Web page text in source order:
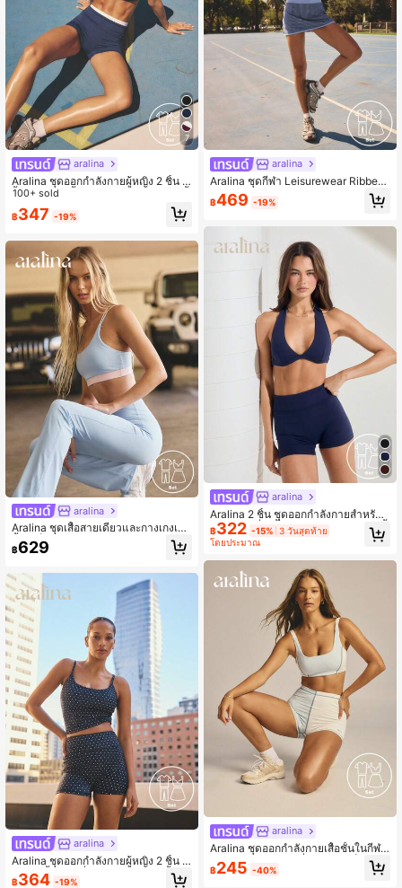
7
aralina
Aralina ชุดออกกำลังกายผู้หญิง 2 ชิ้น เ
สื้อครอปสองชั้นสีตัดกันและกางเกงขาสั้
น ชุดออกกำลังกายลำลองฤดูร้อน ชุดแ
ฟนบอลโลก
100+ sold
฿347 -19%
aralina
Aralina ชุดเสื้อสายเดี่ยวและกางเกงเลก
กิ้งสีบล็อกสำหรับผู้หญิง ชุดกีฬาแบบสบ
ายๆ สำหรับใส่ประจำวัน
฿629
aralina
Aralina ชุดออกกำลังกายผู้หญิง 2 ชิ้น ล
ายจุด เสื้อสายเดี่ยวและกางเกงขาสั้นสำ
฿364 -19%
aralina
Aralina ชุดกีฬา Leisurewear Ribbed
Texture Racerback Stretch Fabric S
upportive Contour Fit Flared Skirt T
฿469 -19%
aralina
Aralina 2 ชิ้น ชุดออกกำลังกายสำหรับผู้
หญิง คอวีต่ำ เสื้อครอป และกางเกงขาสั้
น สำหรับออกกำลังกายในยิม
฿322 -15% 3 วันสุดท้าย
โดยประมาณ
aralina
Aralina ชุดออกกำลังกายเสื้อชั้นในกีฬา
แบบสายกว้างคอเหลี่ยมเข้ารูปเย็บตัดกั
นและกางเกงขาสั้นปั่นจักรยานเอวสูง
฿245 -40%